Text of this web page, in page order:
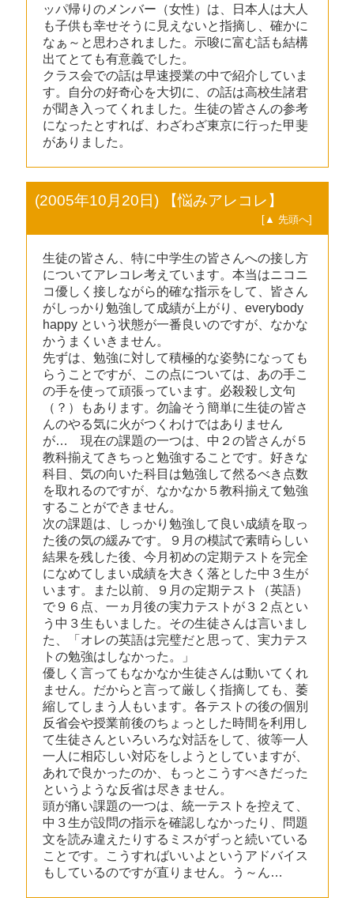
ッパ帰りのメンバー（女性）は、日本人は大人
も子供も幸せそうに見えないと指摘し、確かに
なぁ～と思わされました。示唆に富む話も結構
出てとても有意義でした。
クラス会での話は早速授業の中で紹介していま
す。自分の好奇心を大切に、の話は高校生諸君
が聞き入ってくれました。生徒の皆さんの参考
になったとすれば、わざわざ東京に行った甲斐
がありました。
(2005年10月20日) 【悩みアレコレ】
[▲ 先頭へ]
生徒の皆さん、特に中学生の皆さんへの接し方
についてアレコレ考えています。本当はニコニ
コ優しく接しながら的確な指示をして、皆さん
がしっかり勉強して成績が上がり、everybody
happy という状態が一番良いのですが、なかな
かうまくいきません。
先ずは、勉強に対して積極的な姿勢になっても
らうことですが、この点については、あの手こ
の手を使って頑張っています。必殺殺し文句
（？）もあります。勿論そう簡単に生徒の皆さ
んのやる気に火がつくわけではありません
が… 現在の課題の一つは、中２の皆さんが５
教科揃えてきちっと勉強することです。好きな
科目、気の向いた科目は勉強して然るべき点数
を取れるのですが、なかなか５教科揃えて勉強
することができません。
次の課題は、しっかり勉強して良い成績を取っ
た後の気の緩みです。９月の模試で素晴らしい
結果を残した後、今月初めの定期テストを完全
になめてしまい成績を大きく落とした中３生が
います。また以前、９月の定期テスト（英語）
で９６点、一ヵ月後の実力テストが３２点とい
う中３生もいました。その生徒さんは言いまし
た、「オレの英語は完璧だと思って、実力テス
トの勉強はしなかった。」
優しく言ってもなかなか生徒さんは動いてくれ
ません。だからと言って厳しく指摘しても、萎
縮してしまう人もいます。各テストの後の個別
反省会や授業前後のちょっとした時間を利用し
て生徒さんといろいろな対話をして、彼等一人
一人に相応しい対応をしようとしていますが、
あれで良かったのか、もっとこうすべきだった
というような反省は尽きません。
頭が痛い課題の一つは、統一テストを控えて、
中３生が設問の指示を確認しなかったり、問題
文を読み違えたりするミスがずっと続いている
ことです。こうすればいいよというアドバイス
もしているのですが直りません。う～ん…